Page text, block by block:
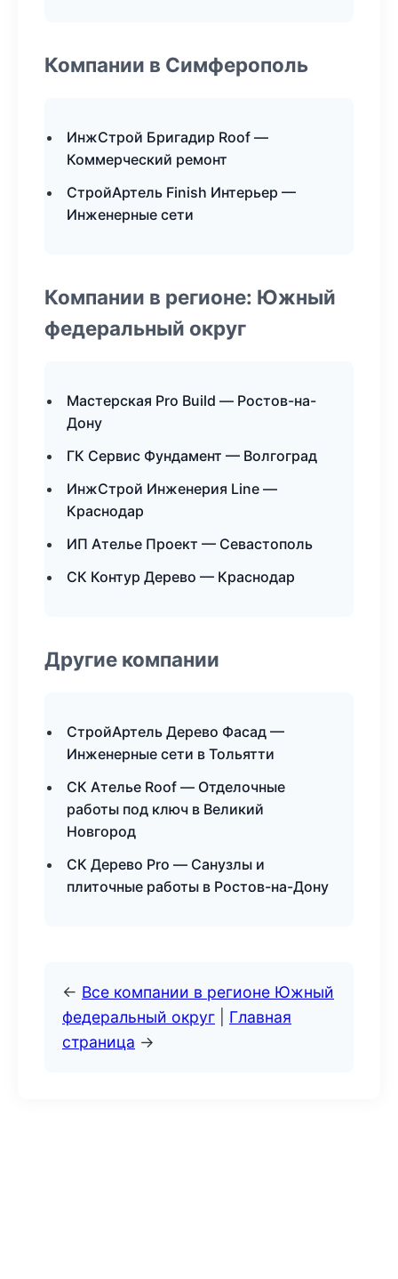
Компании в Симферополь
ИнжСтрой Бригадир Roof —
Коммерческий ремонт
СтройАртель Finish Интерьер —
Инженерные сети
Компании в регионе: Южный
федеральный округ
Мастерская Pro Build — Ростов-на-
Дону
ГК Сервис Фундамент — Волгоград
ИнжСтрой Инженерия Line —
Краснодар
ИП Ателье Проект — Севастополь
СК Контур Дерево — Краснодар
Другие компании
СтройАртель Дерево Фасад —
Инженерные сети в Тольятти
СК Ателье Roof — Отделочные
работы под ключ в Великий
Новгород
СК Дерево Pro — Санузлы и
плиточные работы в Ростов-на-Дону
← Все компании в регионе Южный
федеральный округ
Главная
страница →